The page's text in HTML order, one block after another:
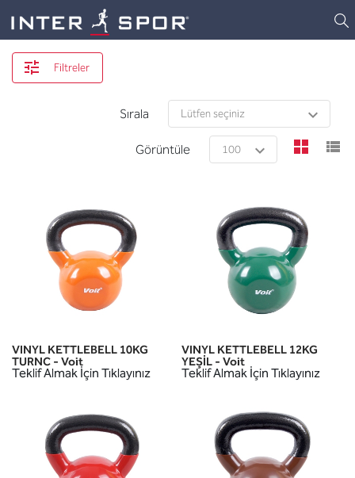
Filtreler
Sırala
Görüntüle
VINYL KETTLEBELL 10KG
TURNC - Voit
Teklif Almak İçin Tıklayınız
VINYL KETTLEBELL 12KG
YEŞİL - Voit
Teklif Almak İçin Tıklayınız